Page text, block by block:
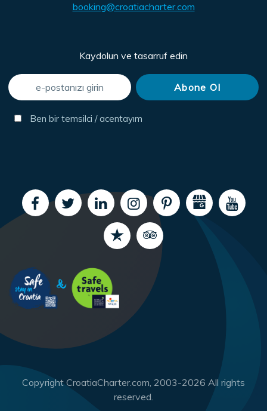
booking@croatiacharter.com
Kaydolun ve tasarruf edin
Ben bir temsilci / acentayım
Copyright CroatiaCharter.com, 2003-2026 All rights
reserved.